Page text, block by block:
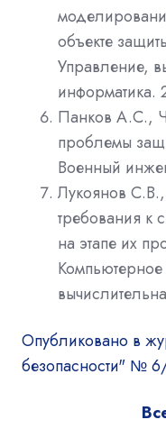
объекте
Управление,
Панков А.С.,
проблемы
Военный
Лукоянов
требования к
на этапе их
Опубликовано в
безопасности" №